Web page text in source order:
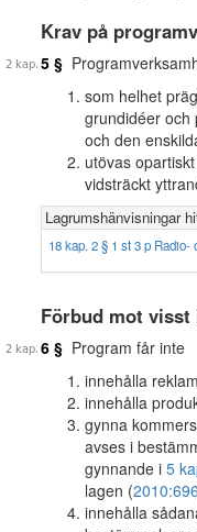
Krav på
5 §
som helhet
grundidéer och
och den
utövas
vidsträckt
Lagrumshänvisningar
18 kap. 2 § 1 st 3 p Radio-
Förbud mot visst
6 § Program får inte
innehålla
innehålla
gynna
avses i
gynnande i 5
lagen (2010:696
innehålla